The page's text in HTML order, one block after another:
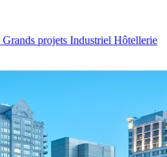
Grands projets Industriel Hôtellerie